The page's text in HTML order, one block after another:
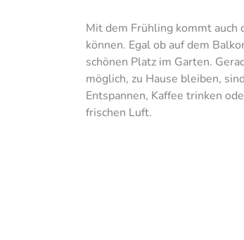
Mit dem Frühling kommt auch
können. Egal ob auf dem
schönen Platz im Garten.
möglich, zu Hause bleiben,
Entspannen, Kaffee trinken
frischen Luft.